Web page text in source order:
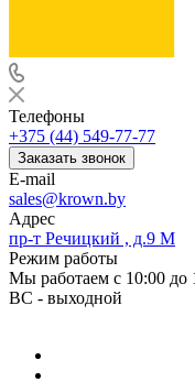
Телефоны
+375 (44) 549-77-77
Заказать звонок
E-mail
sales@krown.by
Адрес
пр-т Речицкий , д.9 М
Режим работы
Мы работаем с 10:00 до
ВС - выходной